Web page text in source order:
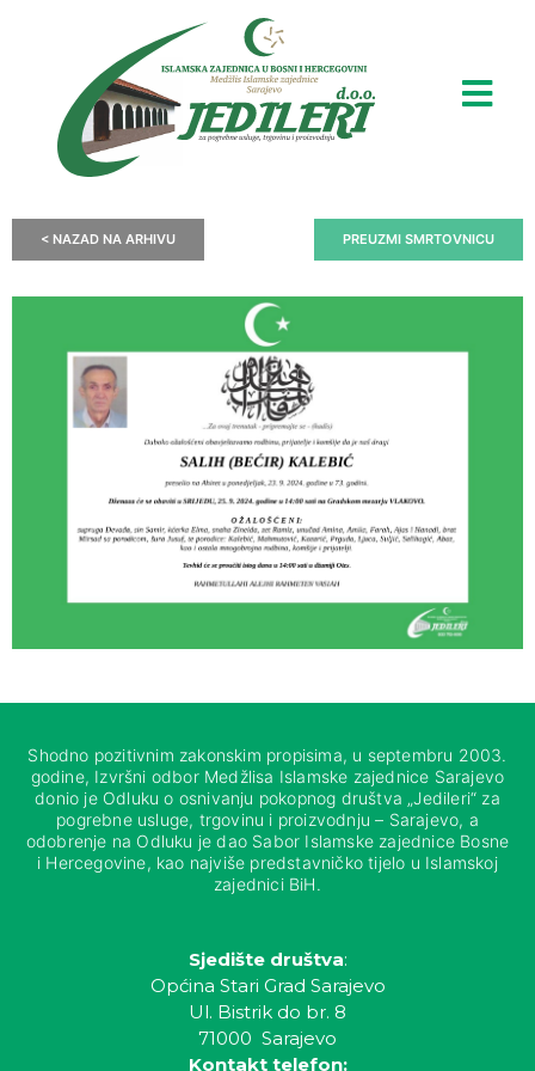
< NAZAD NA ARHIVU PREUZMI SMRTOVNICU
Shodno pozitivnim zakonskim propisima, u septembru 2003.
godine, Izvršni odbor Medžlisa Islamske zajednice Sarajevo
donio je Odluku o osnivanju pokopnog društva „Jedileri“ za
pogrebne usluge, trgovinu i proizvodnju – Sarajevo, a
odobrenje na Odluku je dao Sabor Islamske zajednice Bosne
i Hercegovine, kao najviše predstavničko tijelo u Islamskoj
zajednici BiH.
Sjedište društva:
Općina Stari Grad Sarajevo
Ul. Bistrik do br. 8
71000 Sarajevo
Kontakt telefon: